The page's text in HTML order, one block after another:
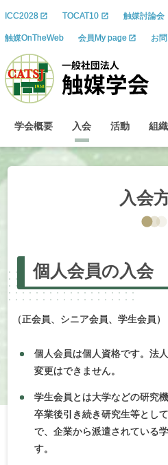
ICC2028 TOCAT10 触媒討論会
触媒OnTheWeb 会員My page お
学会概要 入会 活動 組
入会
個人会員の入会
（正会員、シニア会員、学生会員）
個人会員は個人資格です。法
変更はできません。
学生会員とは大学などの研究
卒業後引き続き研究生等とし
で、企業から派遣されている
す。